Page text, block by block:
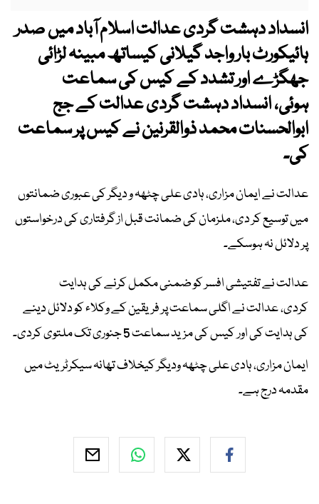
انسداد دہشت گردی عدالت اسلام آباد میں صدر
ہائیکورٹ بار واجد گیلانی کیساتھ مبینہ لڑائی
جھگڑے اور تشدد کے کیس کی سماعت
ہوئی، انسداد دہشت گردی عدالت کے جج
ابوالحسنات محمد ذوالقرنین نے کیس پر سماعت
کی۔
عدالت نے ایمان مزاری، ہادی علی چٹھہ و دیگر کی عبوری ضمانتوں
میں توسیع کر دی، ملزمان کی ضمانت قبل از گرفتاری کی درخواستوں
پر دلائل نہ ہوسکے۔
عدالت نے تفتیشی افسر کو ضمنی مکمل کرنے کی ہدایت
کردی، عدالت نے اگلی سماعت پر فریقین کے وکلاء کو دلائل دینے
کی ہدایت کی اور کیس کی مزید سماعت 5 جنوری تک ملتوی کردی۔
ایمان مزاری، ہادی علی چٹھہ ودیگر کیخلاف تھانہ سیکرٹریٹ میں
مقدمہ درج ہے۔